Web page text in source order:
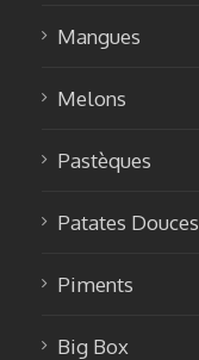
Mangues
Melons
Pastèques
Patates Douces
Piments
Big Box